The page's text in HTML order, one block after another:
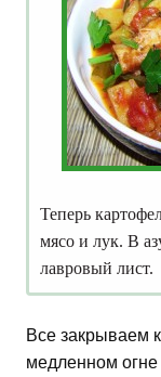
Теперь
мясо и лук. В
лавровый лист.
Все закрываем
медленном огне